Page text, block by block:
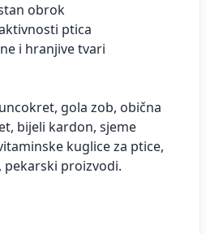
obrok
ptica
i hranjive tvari
gola zob, obična
bijeli kardon, sjeme
kuglice za ptice,
proizvodi.